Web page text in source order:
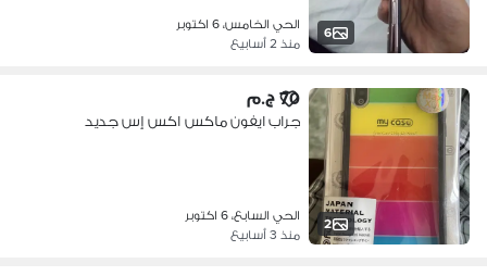
6
الحي الخامس، 6 اكتوبر
منذ 2 أسابيع
2
70 ج.م
جراب ايفون ماكس اكس إس جديد
الحي السابع، 6 اكتوبر
منذ 3 أسابيع